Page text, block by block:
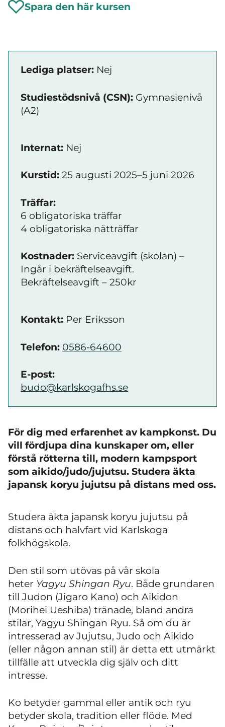
Spara den här kursen
Lediga platser: Nej
Studiestödsnivå (CSN): Gymnasienivå
(A2)
Internat: Nej
Kurstid: 25 augusti 2025–5 juni 2026
Träffar:
6 obligatoriska träffar
4 obligatoriska nätträffar
Kostnader: Serviceavgift (skolan) –
Ingår i bekräftelseavgift.
Bekräftelseavgift – 250kr
Kontakt: Per Eriksson
Telefon: 0586-64600
E-post:
budo@karlskogafhs.se
För dig med erfarenhet av kampkonst. Du
vill fördjupa dina kunskaper om, eller
förstå rötterna till, modern kampsport
som aikido/judo/jujutsu. Studera äkta
japansk koryu jujutsu på distans med oss.
Studera äkta japansk koryu jujutsu på
distans och halvfart vid Karlskoga
folkhögskola.
Den stil som utövas på vår skola
heter Yagyu Shingan Ryu. Både grundaren
till Judon (Jigaro Kano) och Aikidon
(Morihei Ueshiba) tränade, bland andra
stilar, Yagyu Shingan Ryu. Så om du är
intresserad av Jujutsu, Judo och Aikido
(eller någon annan stil) är detta ett utmärkt
tillfälle att utveckla dig själv och ditt
intresse.
Ko betyder gammal eller antik och ryu
betyder skola, tradition eller flöde. Med